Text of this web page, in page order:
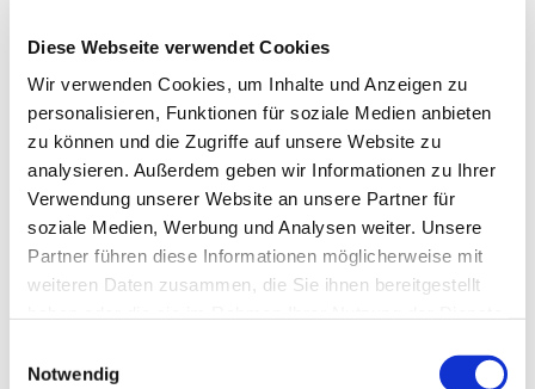
Diese Webseite verwendet Cookies
Wir verwenden Cookies, um Inhalte und Anzeigen zu
personalisieren, Funktionen für soziale Medien anbieten
zu können und die Zugriffe auf unsere Website zu
analysieren. Außerdem geben wir Informationen zu Ihrer
Verwendung unserer Website an unsere Partner für
soziale Medien, Werbung und Analysen weiter. Unsere
Partner führen diese Informationen möglicherweise mit
weiteren Daten zusammen, die Sie ihnen bereitgestellt
Notwendig
installiert werden. Insgesamt sind über 20.000€ an
Spenden eingegangen.
Chapeau!
Text: Reinhard Lohmeyer
Dies könnte Sie auch